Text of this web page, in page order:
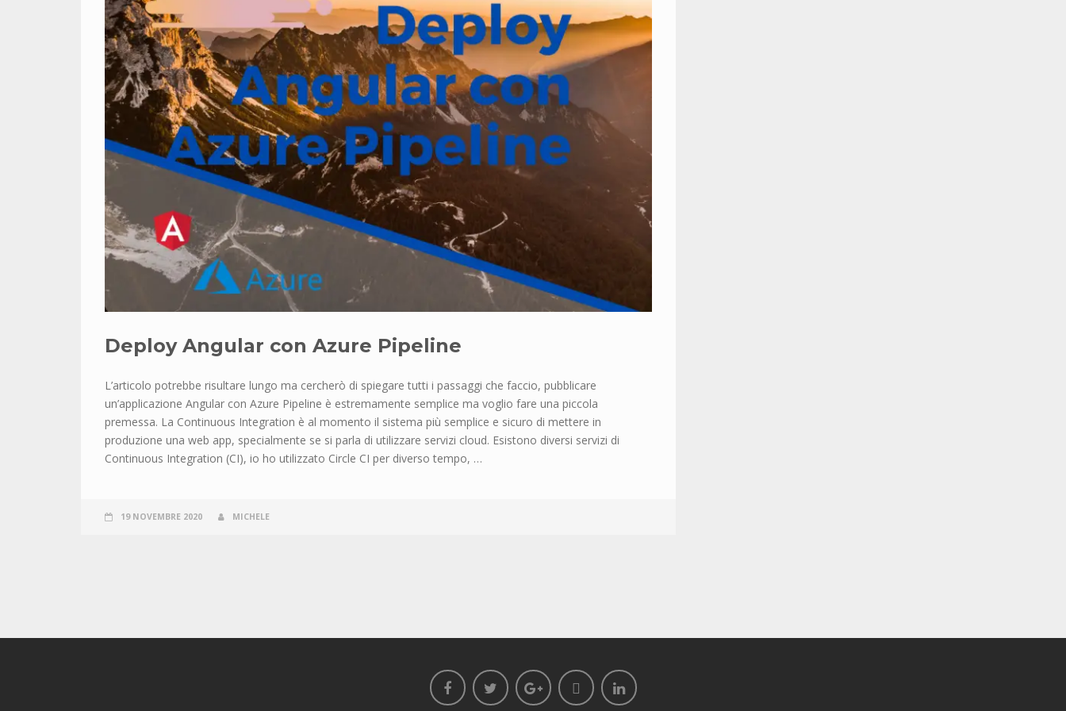
Deploy Angular con Azure Pipeline
L’articolo potrebbe risultare lungo ma cercherò di spiegare tutti i passaggi che faccio, pubblicare
un’applicazione Angular con Azure Pipeline è estremamente semplice ma voglio fare una piccola
premessa. La Continuous Integration è al momento il sistema più semplice e sicuro di mettere in
produzione una web app, specialmente se si parla di utilizzare servizi cloud. Esistono diversi servizi di
Continuous Integration (CI), io ho utilizzato Circle CI per diverso tempo, …
19 NOVEMBRE 2020 MICHELE